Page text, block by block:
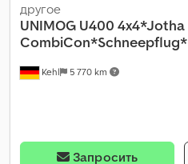
Kehl 5 770 km
другое
UNIMOG U400 4x4*Jotha
CombiCon*Schneepflug*
Запросить